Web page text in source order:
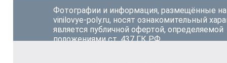
Фотографии и информация, размещённые на
vinilovye-poly.ru, носят ознакомительный
является публичной офертой, определяемой
положениями ст. 437 ГК РФ.